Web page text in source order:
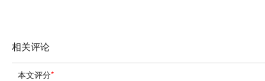
相关评论
本文评分*